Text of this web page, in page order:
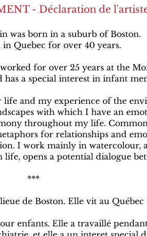
- Déclaration de
was born in a suburb of Boston.
in Quebec for over 40 years.
for over 25 years at the
a special interest in infant
and my experience of the
with which I have an
throughout my life. Common
for relationships and
I work mainly in watercolour,
opens a potential dialogue
***
de Boston. Elle vit au Québec
enfants. Elle a travaillé